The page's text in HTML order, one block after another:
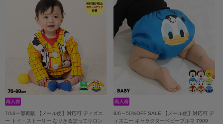
7/16一部再販 【メール便】対応可 ディズニ
ー トイ・ストーリー なりきるぽってりロン
8/6～50%OFF SALE 【メール便】対応可 デ
ィズニー キャラクターベビーブルマ 7909